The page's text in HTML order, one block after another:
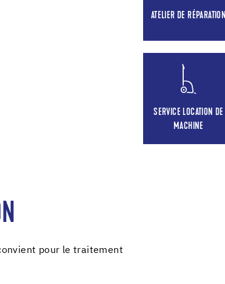
ATELIER DE RÉPARATION
SERVICE LOCATION DE
MACHINE
pour le traitement